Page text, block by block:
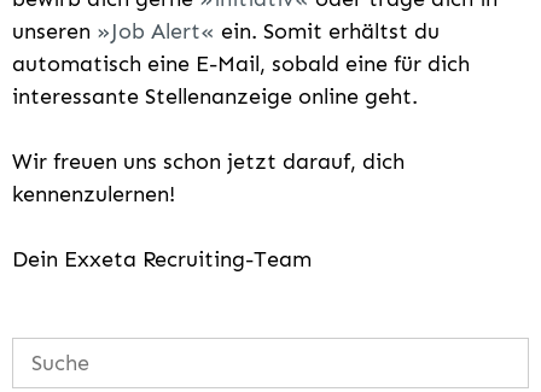
unseren
Job Alert
ein. Somit erhältst du
automatisch eine E-Mail, sobald eine für dich
interessante Stellenanzeige online geht.
Wir freuen uns schon jetzt darauf, dich
kennenzulernen!
Dein Exxeta Recruiting-Team